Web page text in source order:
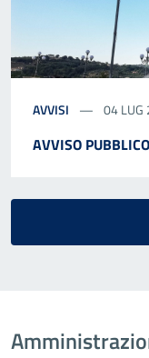
AVVISI 04 LUG
AVVISO